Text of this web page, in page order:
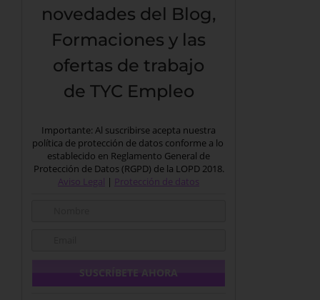
novedades del Blog,
Formaciones y las
ofertas de trabajo
de TYC Empleo
Importante: Al suscribirse acepta nuestra
política de protección de datos conforme a lo
establecido en Reglamento General de
Protección de Datos (RGPD) de la LOPD 2018.
Aviso Legal | Protección de datos